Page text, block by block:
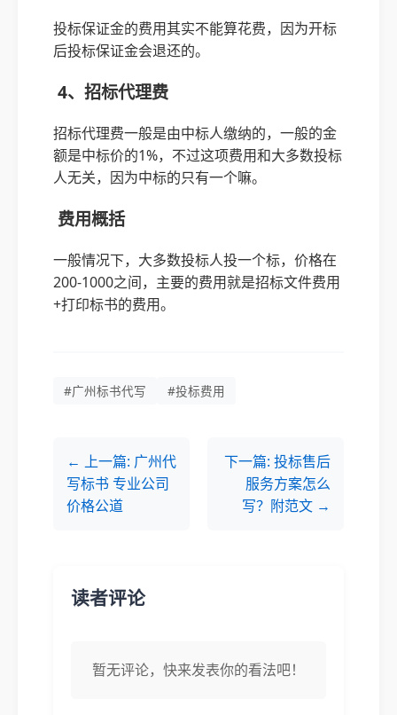
投标保证金的费用其实不能算花费，因为开标
后投标保证金会退还的。
4、招标代理费
招标代理费一般是由中标人缴纳的，一般的金
额是中标价的1%，不过这项费用和大多数投标
人无关，因为中标的只有一个嘛。
费用概括
一般情况下，大多数投标人投一个标，价格在
200-1000之间，主要的费用就是招标文件费用
+打印标书的费用。
#广州标书代写 #投标费用
← 上一篇: 广州代
写标书 专业公司
价格公道
下一篇: 投标售后
服务方案怎么
写？附范文 →
读者评论
暂无评论，快来发表你的看法吧！